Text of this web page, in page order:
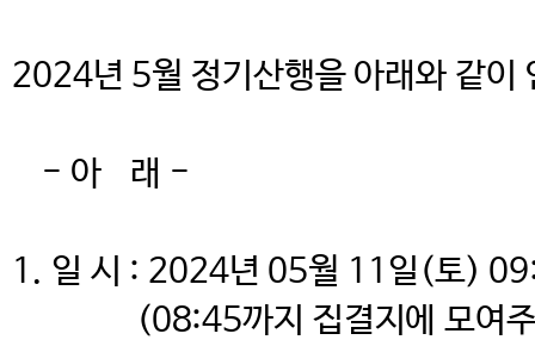
2024년 5월 정기산행을 아래와 같이
- 아 래 -
1. 일 시 : 2024년 05월 11일(토)
(08:45까지 집결지에 모여주